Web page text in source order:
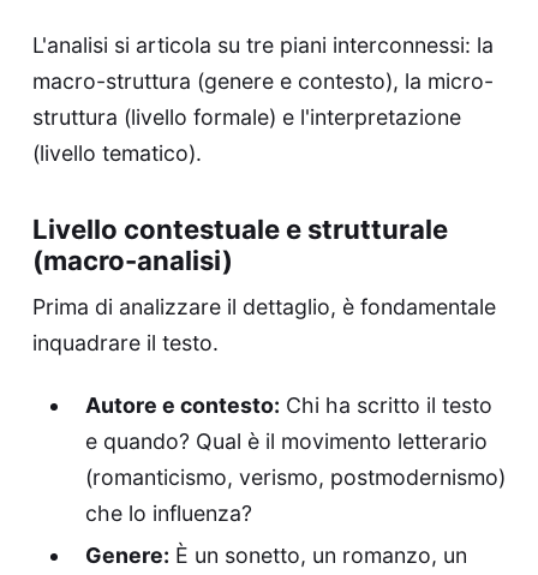
L'analisi si articola su tre piani interconnessi: la
macro-struttura (genere e contesto), la micro-
struttura (livello formale) e l'interpretazione
(livello tematico).
Livello contestuale e strutturale
(macro-analisi)
Prima di analizzare il dettaglio, è fondamentale
inquadrare il testo.
Autore e contesto: Chi ha scritto il testo
e quando? Qual è il movimento letterario
(romanticismo, verismo, postmodernismo)
che lo influenza?
Genere: È un sonetto, un romanzo, un